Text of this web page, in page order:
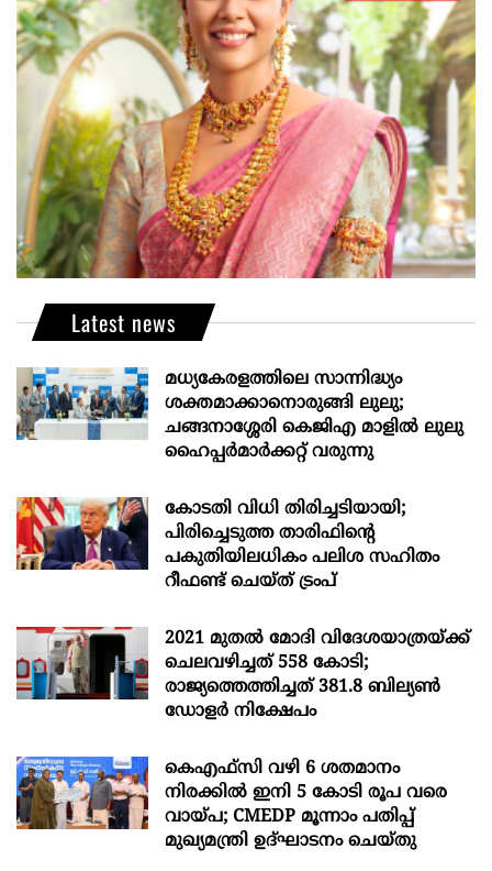
Latest news
മധ്യകേരളത്തിലെ സാന്നിദ്ധ്യം
ശക്തമാക്കാനൊരുങ്ങി ലുലു;
ചങ്ങനാശ്ശേരി കെജിഎ മാളിൽ ലുലു
ഹൈപ്പർമാർക്കറ്റ് വരുന്നു
കോടതി വിധി തിരിച്ചടിയായി;
പിരിച്ചെടുത്ത താരിഫിന്‍റെ
പകുതിയിലധികം പലിശ സഹിതം
റീഫണ്ട് ചെയ്ത് ട്രംപ്
2021 മുതൽ മോദി വിദേശയാത്രയ്ക്ക്
ചെലവഴിച്ചത് 558 കോടി;
രാജ്യത്തെത്തിച്ചത് 381.8 ബില്യൺ
ഡോളർ നിക്ഷേപം
കെഎഫ്സി വഴി 6 ശതമാനം
നിരക്കിൽ ഇനി 5 കോടി രൂപ വരെ
വായ്പ; CMEDP മൂന്നാം പതിപ്പ്
മുഖ്യമന്ത്രി ഉദ്ഘാടനം ചെയ്തു